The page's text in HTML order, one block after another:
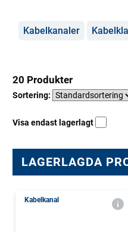
Kategorier
Kabelkanaler
20 Produkter
Sortering:
Visa endast lagerlagt
LAGERLAGDA
Kabelkanal